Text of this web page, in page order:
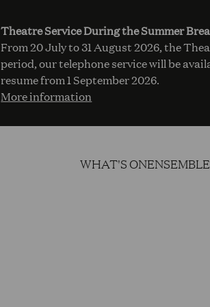
Theatre Service During the Summer
From 20 July to 31 August 2026, the
period, our telephone service will be
resume from 1 September 2026.
More information
WHAT'S ONENSEMBLE